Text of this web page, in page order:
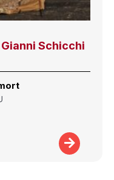
Schicchi